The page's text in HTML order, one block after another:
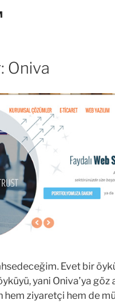
Oniva
Evet bir
yani Oniva’ya göz
hem ziyaretçi hem de